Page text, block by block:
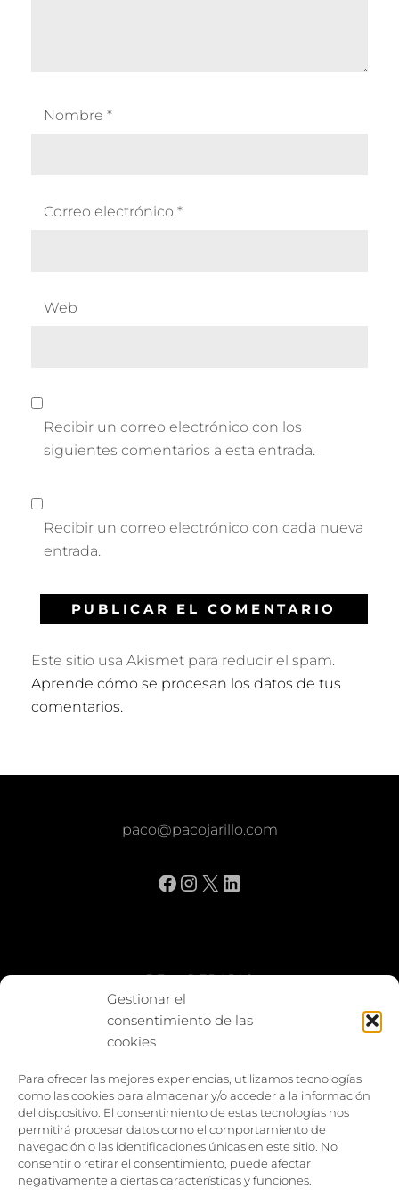
Gestionar el
consentimiento de las
cookies
Para ofrecer las mejores experiencias, utilizamos tecnologías
como las cookies para almacenar y/o acceder a la información
del dispositivo. El consentimiento de estas tecnologías nos
permitirá procesar datos como el comportamiento de
navegación o las identificaciones únicas en este sitio. No
consentir o retirar el consentimiento, puede afectar
negativamente a ciertas características y funciones.
Nombre *
Correo electrónico *
Web
Recibir un correo electrónico con los
siguientes comentarios a esta entrada.
Recibir un correo electrónico con cada nueva
entrada.
Este sitio usa Akismet para reducir el spam.
Aprende cómo se procesan los datos de tus
comentarios.
paco@pacojarillo.com
Facebook
Instagram
X LinkedIn
BE vs REBAJAS
Entes
Capturar y compartir
Vía larga